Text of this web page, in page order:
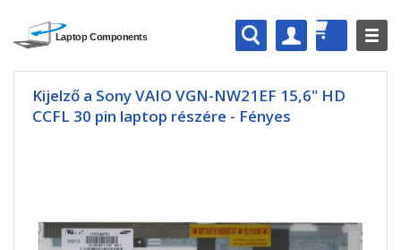
Kijelző a Sony VAIO VGN-NW21EF 15,6" HD
CCFL 30 pin laptop részére - Fényes